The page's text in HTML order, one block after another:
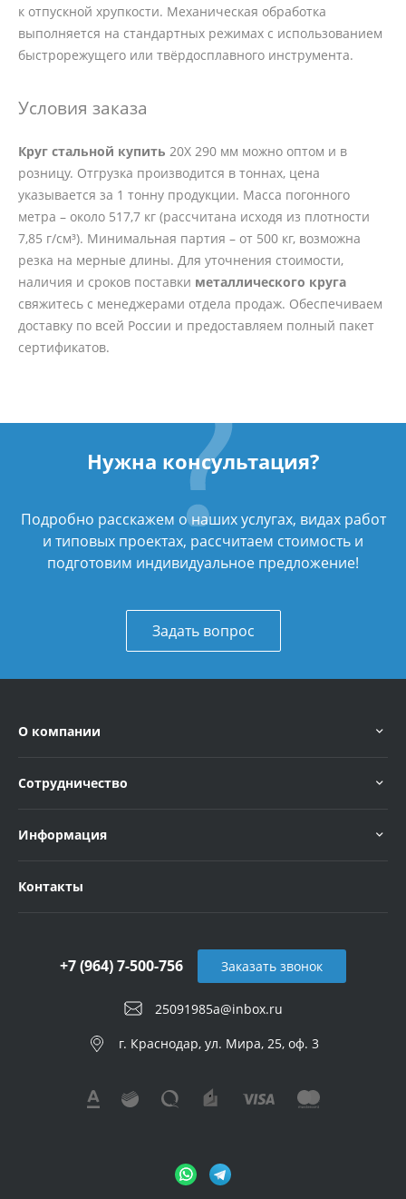
к отпускной хрупкости. Механическая обработка
выполняется на стандартных режимах с использованием
быстрорежущего или твёрдосплавного инструмента.
Условия заказа
Круг стальной купить 20Х 290 мм можно оптом и в
розницу. Отгрузка производится в тоннах, цена
указывается за 1 тонну продукции. Масса погонного
метра – около 517,7 кг (рассчитана исходя из плотности
7,85 г/см³). Минимальная партия – от 500 кг, возможна
резка на мерные длины. Для уточнения стоимости,
наличия и сроков поставки металлического круга
свяжитесь с менеджерами отдела продаж. Обеспечиваем
доставку по всей России и предоставляем полный пакет
сертификатов.
Нужна консультация?
Подробно расскажем о наших услугах, видах работ
и типовых проектах, рассчитаем стоимость и
подготовим индивидуальное предложение!
Задать вопрос
О компании
Сотрудничество
Информация
Контакты
25091985a@inbox.ru
+7 (964) 7-500-756
г. Краснодар, ул. Мира, 25, оф. 3
Заказать звонок